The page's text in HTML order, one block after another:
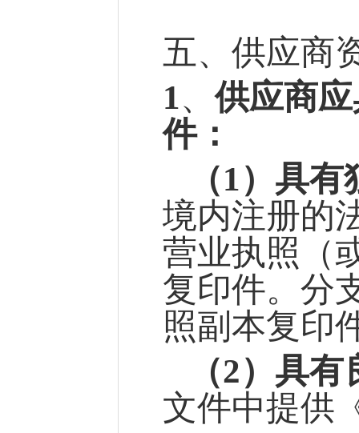
五、供应商
1、供应商
件：
（1）具有
境内注册的
营业执照（
复印件。分
照副本复印
（2）具有
文件中提供